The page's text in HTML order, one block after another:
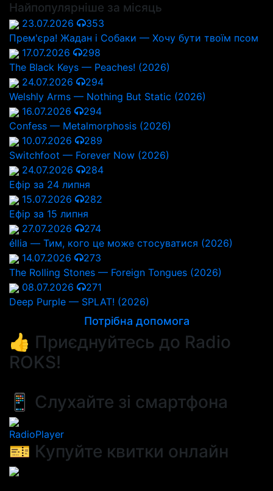
Найпопулярніше за місяць
23.07.2026
353
Прем'єра! Жадан і Собаки — Хочу бути твоїм псом
17.07.2026
298
The Black Keys — Peaches! (2026)
24.07.2026
294
Welshly Arms — Nothing But Static (2026)
16.07.2026
294
Confess — Metalmorphosis (2026)
10.07.2026
289
Switchfoot — Forever Now (2026)
24.07.2026
284
Ефір за 24 липня
15.07.2026
282
Ефір за 15 липня
27.07.2026
274
éllia — Тим, кого це може стосуватися (2026)
14.07.2026
273
The Rolling Stones — Foreign Tongues (2026)
08.07.2026
271
Deep Purple — SPLAT! (2026)
Потрібна допомога
👍 Приєднуйтесь до Radio
ROKS!
📱 Слухайте зі смартфона
RadioPlayer
🎫 Купуйте квитки онлайн